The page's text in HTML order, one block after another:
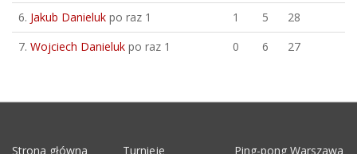
6. Jakub Danieluk po raz 1 1 5
28
7. Wojciech Danieluk po raz 1 0 6 27
Strona główna Turnieje Ping-pong Warszawa